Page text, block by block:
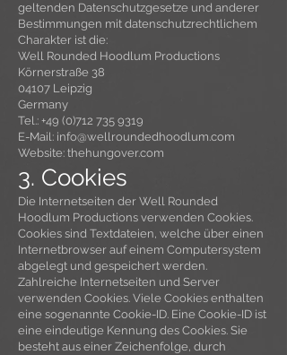
geltenden Datenschutzgesetze und anderer
Bestimmungen mit datenschutzrechtlichem
Charakter ist die:
Well Rounded Hoodlum Productions
Körnerstraße 38
04107 Leipzig
Germany
Tel.: +49 (0)712 735 9319
E-Mail: info@wellroundedhoodlum.com
Website: thehungover.com
3. Cookies
Die Internetseiten der Well Rounded
Hoodlum Productions verwenden Cookies.
Cookies sind Textdateien, welche über einen
Internetbrowser auf einem Computersystem
abgelegt und gespeichert werden.
Zahlreiche Internetseiten und Server
verwenden Cookies. Viele Cookies enthalten
eine sogenannte Cookie-ID. Eine Cookie-ID ist
eine eindeutige Kennung des Cookies. Sie
besteht aus einer Zeichenfolge, durch